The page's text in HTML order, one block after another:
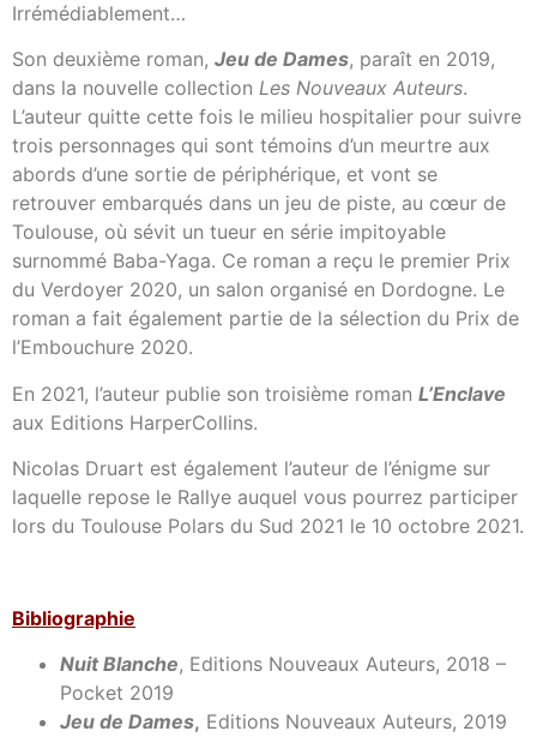
Irrémédiablement…
Son deuxième roman, Jeu de Dames, paraît en 2019,
dans la nouvelle collection Les Nouveaux Auteurs.
L’auteur quitte cette fois le milieu hospitalier pour suivre
trois personnages qui sont témoins d’un meurtre aux
abords d’une sortie de périphérique, et vont se
retrouver embarqués dans un jeu de piste, au cœur de
Toulouse, où sévit un tueur en série impitoyable
surnommé Baba-Yaga. Ce roman a reçu le premier Prix
du Verdoyer 2020, un salon organisé en Dordogne. Le
roman a fait également partie de la sélection du Prix de
l’Embouchure 2020.
En 2021, l’auteur publie son troisième roman L’Enclave
aux Editions HarperCollins.
Nicolas Druart est également l’auteur de l’énigme sur
laquelle repose le Rallye auquel vous pourrez participer
lors du Toulouse Polars du Sud 2021 le 10 octobre 2021.
Bibliographie
Nuit Blanche, Editions Nouveaux Auteurs, 2018 –
Pocket 2019
Jeu de Dames, Editions Nouveaux Auteurs, 2019